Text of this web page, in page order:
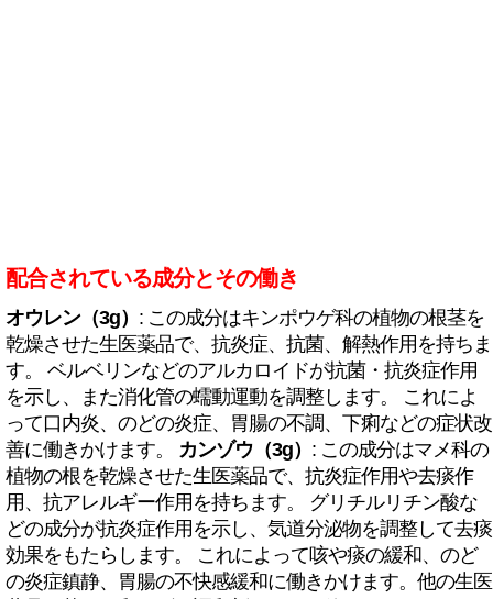
配合されている成分とその働き
オウレン（3g） : この成分はキンポウゲ科の植物の根茎を
乾燥させた生医薬品で、抗炎症、抗菌、解熱作用を持ちま
す。 ベルベリンなどのアルカロイドが抗菌・抗炎症作用
を示し、また消化管の蠕動運動を調整します。 これによ
って口内炎、のどの炎症、胃腸の不調、下痢などの症状改
善に働きかけます。 カンゾウ（3g） : この成分はマメ科の
植物の根を乾燥させた生医薬品で、抗炎症作用や去痰作
用、抗アレルギー作用を持ちます。 グリチルリチン酸な
どの成分が抗炎症作用を示し、気道分泌物を調整して去痰
効果をもたらします。 これによって咳や痰の緩和、のど
の炎症鎮静、胃腸の不快感緩和に働きかけます。他の生医